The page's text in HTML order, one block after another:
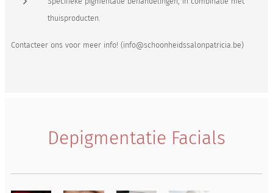
thuisproducten.
Contacteer ons voor meer info! (info@schoonheidssalonpatricia.be)
Depigmentatie Facials